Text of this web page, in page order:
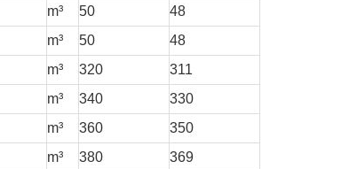
m³ 50
48
m³ 50
48
m³ 320
311
m³ 340
330
m³ 360
350
m³ 380
369